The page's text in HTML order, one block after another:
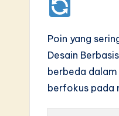
Poin yang
Desain
berbeda
berfokus pada